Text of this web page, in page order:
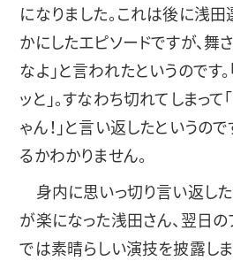
になりました。これは後に浅
かにしたエピソードですが、舞
なよ」と言われたというのです
ッと」。すなわち切れてしまっ
ゃん！」と言い返したというの
るかわかりません。
身内に思いっ切り言い返した
が楽になった浅田さん、翌日の
では素晴らしい演技を披露しま